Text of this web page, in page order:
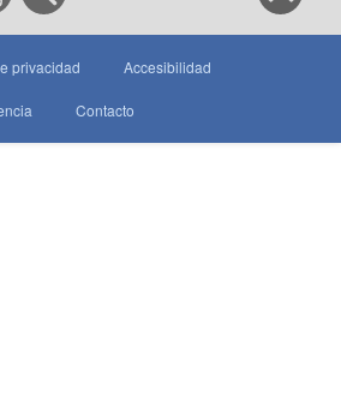
privacidad Accesibilidad
Contacto